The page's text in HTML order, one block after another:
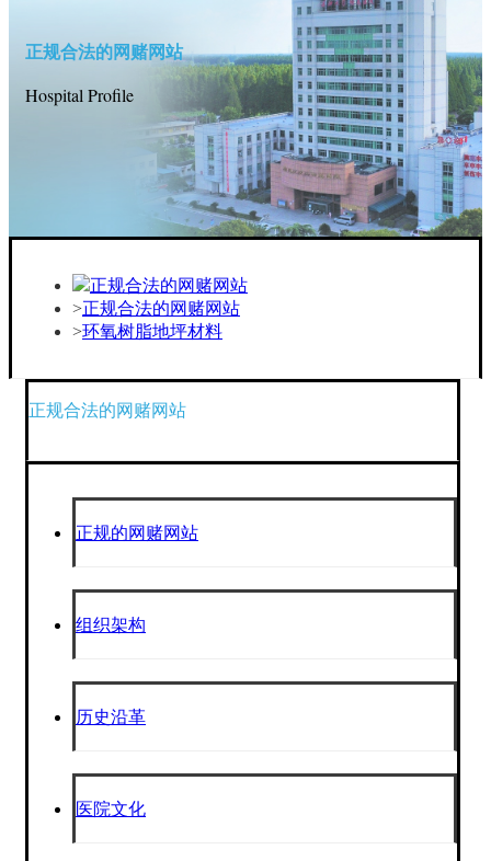
正规合法的网赌网站
Hospital Profile
正规合法的网赌网站
正规合法的网赌网站
环氧树脂地坪材料
正规合法的网赌网站
正规的网赌网站
组织架构
历史沿革
医院文化